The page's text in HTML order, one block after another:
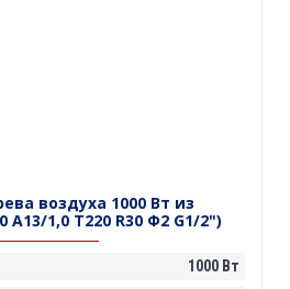
воздуха 1000 Вт из
1,0 Т220 R30 Ф2 G1/2")
1000 Вт